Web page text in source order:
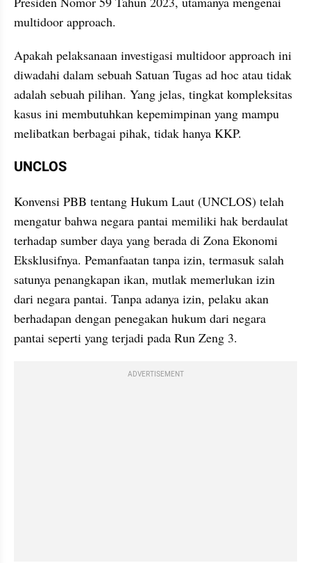
multidoor approach.
Apakah pelaksanaan investigasi multidoor approach ini
diwadahi dalam sebuah Satuan Tugas ad hoc atau tidak
adalah sebuah pilihan. Yang jelas, tingkat kompleksitas
kasus ini membutuhkan kepemimpinan yang mampu
melibatkan berbagai pihak, tidak hanya KKP.
UNCLOS
Konvensi PBB tentang Hukum Laut (UNCLOS) telah
mengatur bahwa negara pantai memiliki hak berdaulat
terhadap sumber daya yang berada di Zona Ekonomi
Eksklusifnya. Pemanfaatan tanpa izin, termasuk salah
satunya penangkapan ikan, mutlak memerlukan izin
dari negara pantai. Tanpa adanya izin, pelaku akan
berhadapan dengan penegakan hukum dari negara
pantai seperti yang terjadi pada Run Zeng 3.
ADVERTISEMENT